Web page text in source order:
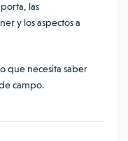
las
y los aspectos a
que necesita saber
campo.